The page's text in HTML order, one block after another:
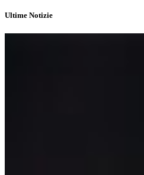
Ultime Notizie